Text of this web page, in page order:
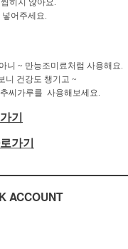
어주세요.
니 ~ 만능조미료처럼 사용해요.
니 건강도 챙기고 ~
씨가루를 사용해보세요.
기
가기
ACCOUNT